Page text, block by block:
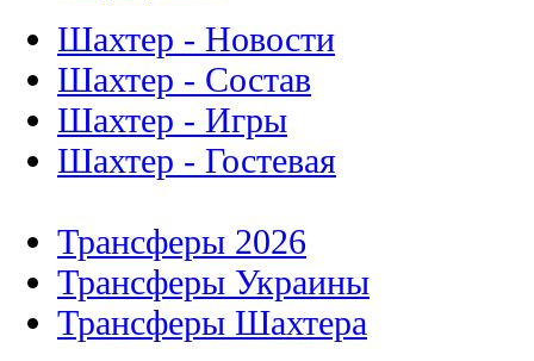
Шахтер - Новости
Шахтер - Состав
Шахтер - Игры
Шахтер - Гостевая
Трансферы 2026
Трансферы Украины
Трансферы Шахтера